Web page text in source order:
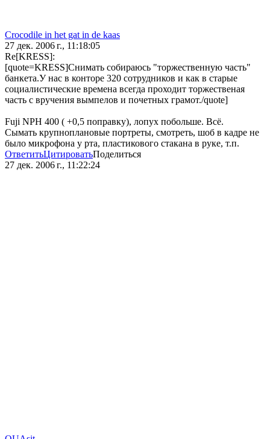
Crocodile in het gat in de kaas
27 дек. 2006 г., 11:18:05
Re[KRESS]:
[quote=KRESS]Снимать собираюсь "торжественную часть"
банкета.У нас в конторе 320 сотрудников и как в старые
социалистические времена всегда проходит торжественая
часть с вручения вымпелов и почетных грамот./quote]
Fuji NPH 400 ( +0,5 поправку), лопух побольше. Всё.
Сымать крупноплановые портреты, смотреть, шоб в кадре не
было микрофона у рта, пластикового стакана в руке, т.п.
ОтветитьЦитироватьПоделиться
27 дек. 2006 г., 11:22:24